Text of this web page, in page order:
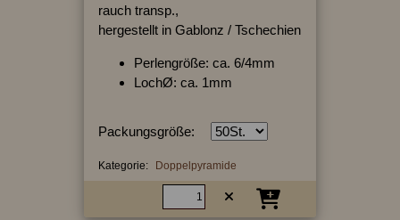
rauch transp.,
hergestellt in Gablonz / Tschechien
Perlengröße: ca. 6/4mm
LochØ: ca. 1mm
Packungsgröße:
Kategorie: Doppelpyramide